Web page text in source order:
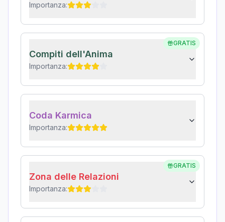
Importanza:
GRATIS
Compiti dell'Anima
Importanza:
Coda Karmica
Importanza:
GRATIS
Zona delle Relazioni
Importanza: